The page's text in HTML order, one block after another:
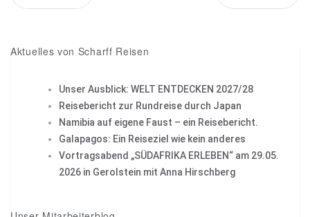
Aktuelles von Scharff Reisen
Unser Ausblick: WELT ENTDECKEN 2027/28
Reisebericht zur Rundreise durch Japan
Namibia auf eigene Faust – ein Reisebericht.
Galapagos: Ein Reiseziel wie kein anderes
Vortragsabend „SÜDAFRIKA ERLEBEN“ am 29.05.
2026 in Gerolstein mit Anna Hirschberg